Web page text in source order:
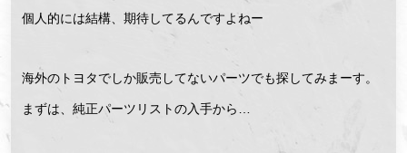
個人的には結構、期待してるんですよねー
海外のトヨタでしか販売してないパーツでも探してみまーす。
まずは、純正パーツリストの入手から…